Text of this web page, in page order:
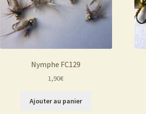
Nymphe FC129
1,90€
Ajouter au panier